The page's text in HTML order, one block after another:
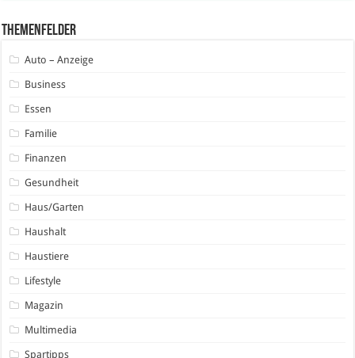
Themenfelder
Auto – Anzeige
Business
Essen
Familie
Finanzen
Gesundheit
Haus/Garten
Haushalt
Haustiere
Lifestyle
Magazin
Multimedia
Spartipps